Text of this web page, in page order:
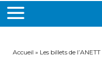
MENU
Accueil » Les billets de l’ANETT